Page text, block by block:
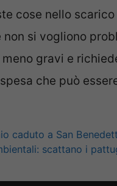
cose nello
si vogliono
gravi e
che può
caduto a San
scattano i